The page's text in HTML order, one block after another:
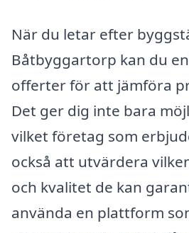
När du letar efter
Båtbyggartorp kan du
offerter för att jämföra
Det ger dig inte bara
vilket företag som
också att utvärdera
och kvalitet de kan
använda en plattform